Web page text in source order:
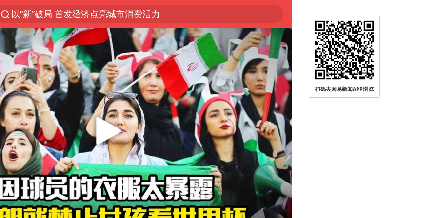
以“新”破局 首发经济点亮城市消费活力
中方回应是否在太平洋海底开采稀土
陈熠被张本美和连扳三局逆转
看守所辅警收受10万获刑1年
宇树科技发行价格150.80元/股
U17国足1分钟轰2球
法国将禁止“未经同意的电话营销”
吉林一“温度计大楼”读数爆表
五粮液渠道价一箱上涨近百元
贵州轮胎子公司获美国退税8136万
CIA被曝已秘密设立古巴工作组
扫码去网易新闻APP浏览